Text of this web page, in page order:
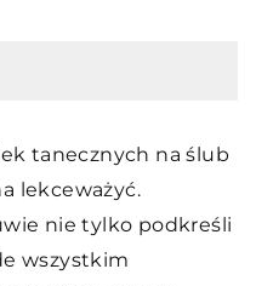
tanecznych na ślub
lekceważyć.
nie tylko podkreśli
wszystkim